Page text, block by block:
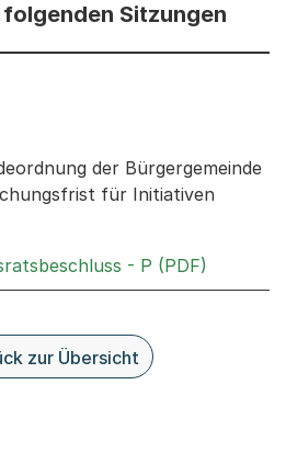
Sitzungen
Sitzungen: Informationen
der Bürgergemeinde
für Initiativen
- P (PDF)
zur Übersicht